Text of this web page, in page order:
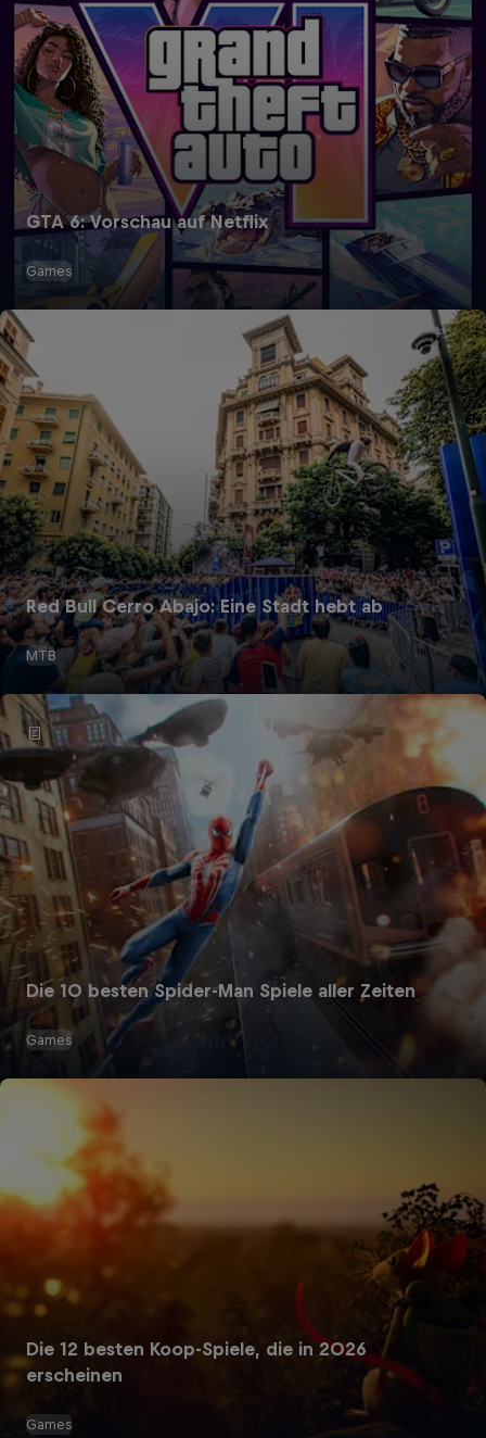
GTA 6: Vorschau auf Netflix
Games
Red Bull Cerro Abajo: Eine Stadt hebt ab
MTB
Die 10 besten Spider-Man Spiele aller Zeiten
Games
Die 12 besten Koop-Spiele, die in 2026
erscheinen
Games